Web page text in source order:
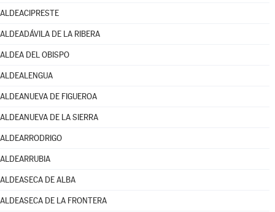
ALDEACIPRESTE
ALDEADÁVILA DE LA RIBERA
ALDEA DEL OBISPO
ALDEALENGUA
ALDEANUEVA DE FIGUEROA
ALDEANUEVA DE LA SIERRA
ALDEARRODRIGO
ALDEARRUBIA
ALDEASECA DE ALBA
ALDEASECA DE LA FRONTERA